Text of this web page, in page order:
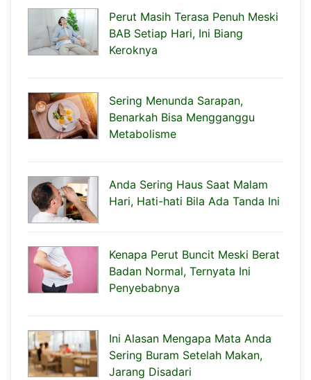
Perut Masih Terasa Penuh Meski
BAB Setiap Hari, Ini Biang
Keroknya
Sering Menunda Sarapan,
Benarkah Bisa Mengganggu
Metabolisme
Anda Sering Haus Saat Malam
Hari, Hati-hati Bila Ada Tanda Ini
Kenapa Perut Buncit Meski Berat
Badan Normal, Ternyata Ini
Penyebabnya
Ini Alasan Mengapa Mata Anda
Sering Buram Setelah Makan,
Jarang Disadari